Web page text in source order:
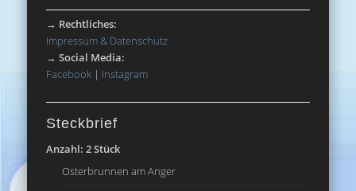
→ Rechtliches:
Impressum & Datenschutz
→Social Media:
Facebook | Instagram
Steckbrief
Anzahl: 2 Stück
Osterbrunnen am Anger